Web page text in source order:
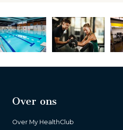
Over ons
Over My HealthClub